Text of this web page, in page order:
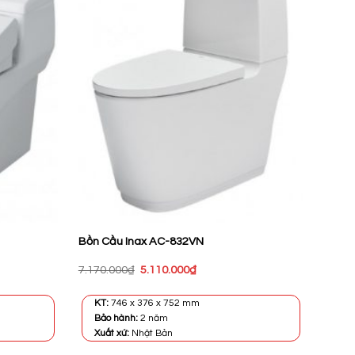
Bồn Cầu Inax AC-832VN
7.170.000₫ Giá
7.170.000₫.
5.110.000₫Giá
là:
KT: 746 x 376 x 752 mm
Bảo hành:2 năm
Xuất xứ: Nhật Bản